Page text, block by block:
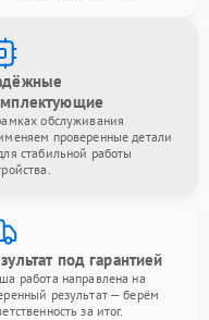
обслуживания
проверенные детали
стабильной работы
под гарантией
работа направлена на
результат — берём
за итог.